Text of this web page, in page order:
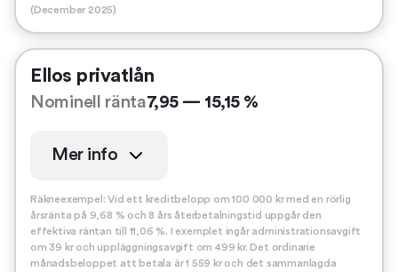
(December 2025)
Ellos privatlån
Nominell ränta7,95 — 15,15 %
Mer info
Räkneexempel: Vid ett kreditbelopp om 100 000 kr med en rörlig
årsränta på 9,68 % och 8 års återbetalningstid uppgår den
effektiva räntan till 11,06 %. I exemplet ingår administrationsavgift
om 39 kr och uppläggningsavgift om 499 kr. Det ordinarie
månadsbeloppet att betala är 1 559 kr och det sammanlagda